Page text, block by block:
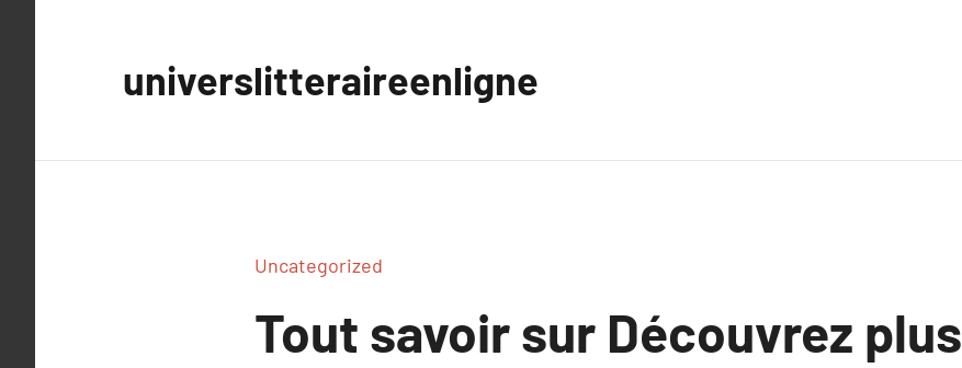
universlitteraireenligne
Uncategorized
Tout savoir sur Découvrez plus